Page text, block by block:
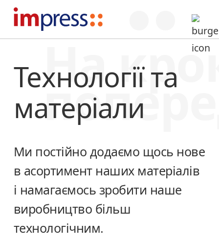
На
Технології та
матеріали
Ми постійно додаємо щось нове
в асортимент наших матеріалів
і намагаємось зробити наше
виробництво більш
технологічним.